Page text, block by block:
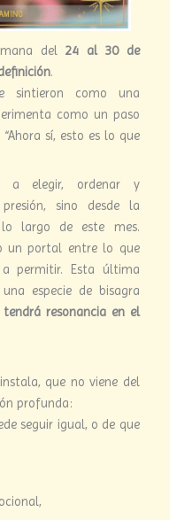
del 24 al 30 de
.
sintieron como una
como un paso
sí, esto es lo que
a elegir, ordenar y
sino desde la
largo de este mes.
un portal entre lo que
permitir. Esta última
especie de bisagra
resonancia en el
que no viene del
profunda:
seguir igual, o de que